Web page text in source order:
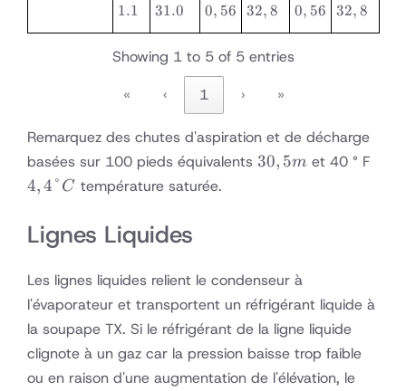
1.1
31.0
0, 56 32, 8
0, 56 32, 8
Showing 1 to 5 of 5 entries
«
‹ 1 › »
Remarquez des chutes d'aspiration et de décharge
basées sur 100 pieds équivalents 30,5
30, 5m et 40 ° F
4,4° C température saturée.
Lignes Liquides
Les lignes liquides relient le condenseur à
l'évaporateur et transportent un réfrigérant liquide à
la soupape TX. Si le réfrigérant de la ligne liquide
clignote à un gaz car la pression baisse trop faible
ou en raison d'une augmentation de l'élévation, le